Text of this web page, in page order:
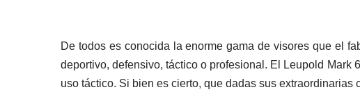
De todos es conocida la enorme gama de visores que el
deportivo, defensivo, táctico o profesional. El Leupold Mark
uso táctico. Si bien es cierto, que dadas sus